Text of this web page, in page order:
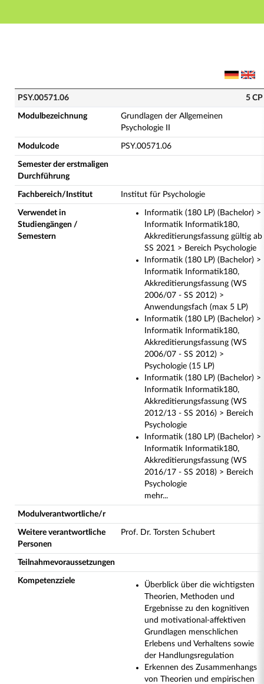
Hauptnavigation
PSY.00571.06 - Grundlagen der Allgemeinen
PSY.00571.06 5 CP
Modulbezeichnung
Grundlagen der Allgemeinen
Psychologie II
Modulcode PSY.00571.06
Semester der erstmaligen
Durchführung
Fachbereich/Institut Institut für Psychologie
Verwendet in
Studiengängen /
Semestern
Informatik (180 LP) (Bachelor) >
Informatik Informatik180,
Akkreditierungsfassung gültig ab
SS 2021 > Bereich Psychologie
Informatik (180 LP) (Bachelor) >
Informatik Informatik180,
Akkreditierungsfassung (WS
2006/07 - SS 2012) >
Anwendungsfach (max 5 LP)
Informatik (180 LP) (Bachelor) >
Informatik Informatik180,
Akkreditierungsfassung (WS
2006/07 - SS 2012) >
Psychologie (15 LP)
Informatik (180 LP) (Bachelor) >
Informatik Informatik180,
Akkreditierungsfassung (WS
2012/13 - SS 2016) > Bereich
Psychologie
Informatik (180 LP) (Bachelor) >
Informatik Informatik180,
Akkreditierungsfassung (WS
2016/17 - SS 2018) > Bereich
Psychologie
mehr...
Modulverantwortliche/r
Weitere verantwortliche
Personen
Prof. Dr. Torsten Schubert
Teilnahmevoraussetzungen
Kompetenzziele
Überblick über die wichtigsten
Theorien, Methoden und
Ergebnisse zu den kognitiven
und motivational-affektiven
Grundlagen menschlichen
Erlebens und Verhaltens sowie
der Handlungsregulation
Erkennen des Zusammenhangs
von Theorien und empirischen